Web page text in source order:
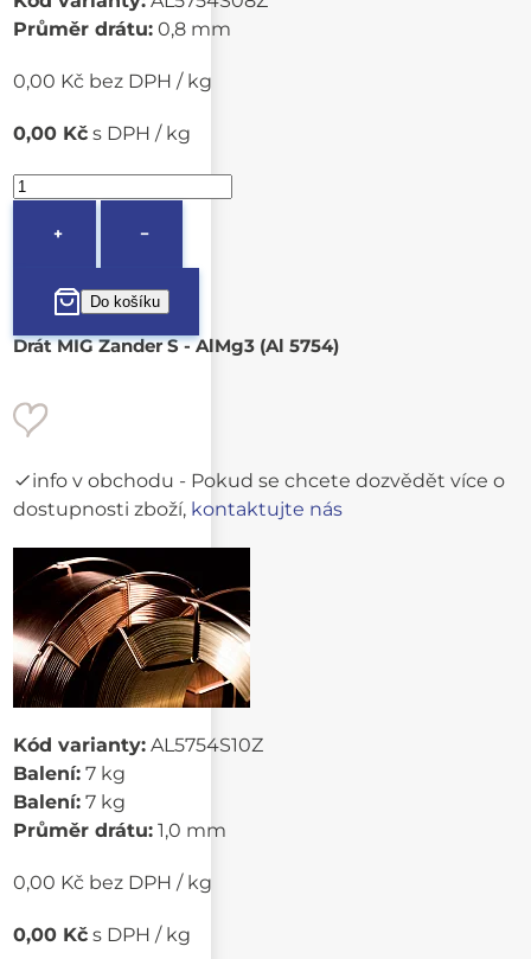
Průměr drátu: 0,8 mm
0,00 Kč bez DPH / kg
0,00 Kč s DPH / kg
+ −
Drát MIG Zander S - AlMg3 (Al 5754)
info v obchodu - Pokud se chcete dozvědět více o
dostupnosti zboží, kontaktujte nás
Kód varianty: AL5754S10Z
Balení: 7 kg
Balení: 7 kg
Průměr drátu: 1,0 mm
0,00 Kč bez DPH / kg
0,00 Kč s DPH / kg